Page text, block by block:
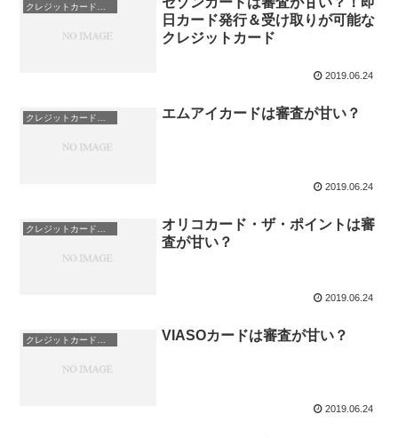
日カード発行＆受け取りが可能な
クレジットカード
2019.06.24
エムアイカードは審査が甘い？
2019.06.24
オリコカード・ザ・ポイントは審
査が甘い？
2019.06.24
VIASOカードは審査が甘い？
2019.06.24